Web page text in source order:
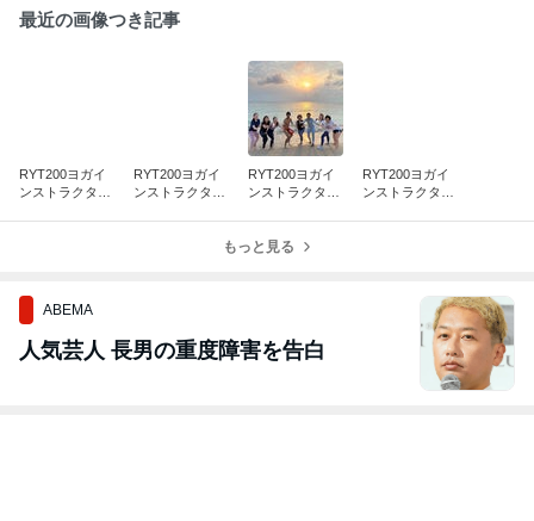
最近の画像つき記事
RYT200ヨガイ
ンストラクター
RYT200ヨガイ
ンストラクター
RYT200ヨガイ
ンストラクター
☆
RYT200ヨガイ
ンストラクター
もっと見る
ABEMA
人気芸人 長男の重度障害を告白